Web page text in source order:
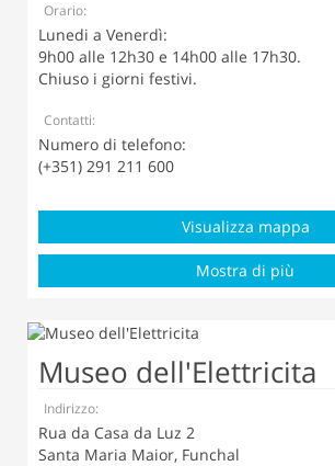
Orario:
Lunedi a Venerdì:
9h00 alle 12h30 e 14h00 alle 17h30.
Chiuso i giorni festivi.
Contatti:
Numero di telefono:
(+351) 291 211 600
Visualizza mappa
Mostra di più
Museo dell'Elettricita
Indirizzo:
Rua da Casa da Luz 2
Santa Maria Maior, Funchal